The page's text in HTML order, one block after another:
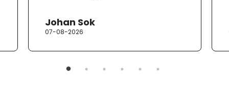
Johan Sok
07-08-2026